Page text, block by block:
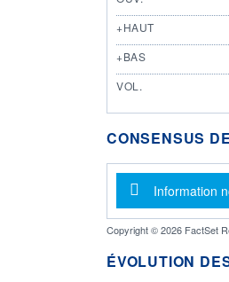
+HAUT
+BAS
VOL.
CONSENSUS
Message
Information
Copyright © 2026 FactSet
ÉVOLUTION